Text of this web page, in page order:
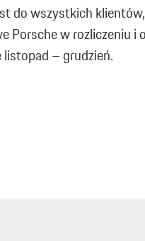
do wszystkich
Porsche w rozliczeniu i
– grudzień.